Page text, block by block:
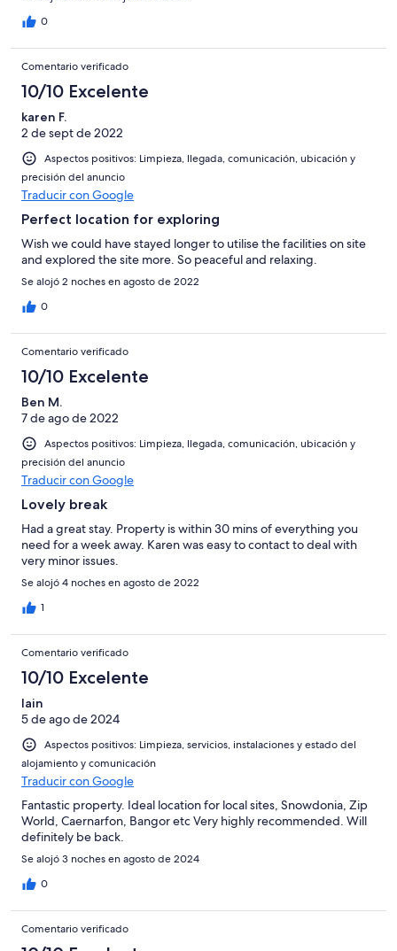
0
Comentario verificado
10/10 Excelente
karen F.
2 de sept de 2022
Aspectos positivos: Limpieza, llegada, comunicación, ubicación y
precisión del anuncio
Traducir con Google
Perfect location for exploring
Wish we could have stayed longer to utilise the facilities on site
and explored the site more. So peaceful and relaxing.
Se alojó 2 noches en agosto de 2022
0
Comentario verificado
10/10 Excelente
Ben M.
7 de ago de 2022
Aspectos positivos: Limpieza, llegada, comunicación, ubicación y
precisión del anuncio
Traducir con Google
Lovely break
Had a great stay. Property is within 30 mins of everything you
need for a week away. Karen was easy to contact to deal with
very minor issues.
Se alojó 4 noches en agosto de 2022
1
Comentario verificado
10/10 Excelente
Iain
5 de ago de 2024
Aspectos positivos: Limpieza, servicios, instalaciones y estado del
alojamiento y comunicación
Traducir con Google
Fantastic property. Ideal location for local sites, Snowdonia, Zip
World, Caernarfon, Bangor etc Very highly recommended. Will
definitely be back.
Se alojó 3 noches en agosto de 2024
0
Comentario verificado